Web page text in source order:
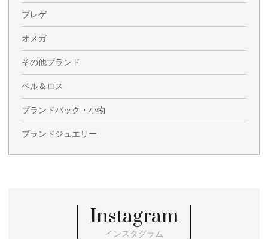
ブレゲ
オメガ
その他ブランド
ベル＆ロス
ブランドバック・小物
ブランドジュエリー
Instagram
インスタグラム